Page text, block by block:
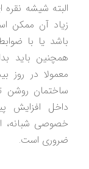
البته شیشه
زیاد آن ممکن
باشد یا با
همچنین باید
معمولا در
ساختمان روشن
داخل افزایش
خصوصی شبانه،
ضروری است.